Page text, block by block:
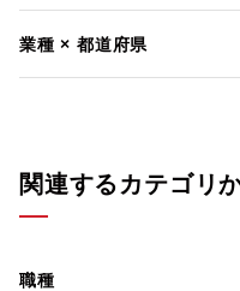
業種 × 都道府県
関連するカテゴリ
職種